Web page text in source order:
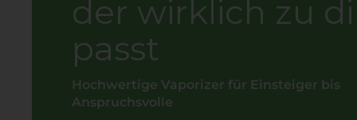
der wirklich zu
passt
Hochwertige Vaporizer für Einsteiger bis
Anspruchsvolle